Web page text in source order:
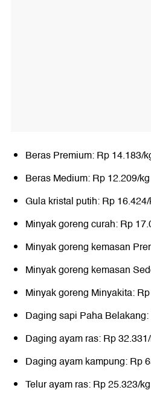
Beras Premium: Rp 14.183/
Beras Medium: Rp 12.209/kg
Gula kristal putih: Rp
Minyak goreng curah: Rp
Minyak goreng kemasan
Minyak goreng kemasan
Minyak goreng Minyakita:
Daging sapi Paha
Daging ayam ras: Rp
Daging ayam kampung: Rp
Telur ayam ras: Rp 25.323/kg